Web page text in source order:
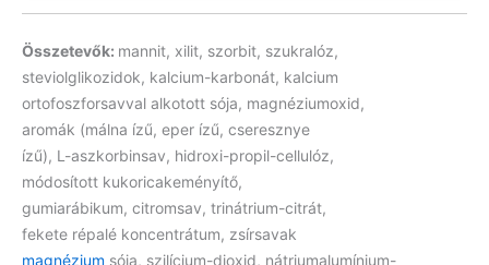
Összetevők: mannit, xilit, szorbit, szukralóz,
steviolglikozidok, kalcium-karbonát, kalcium
ortofoszforsavval alkotott sója, magnéziumoxid,
aromák (málna ízű, eper ízű, cseresznye
ízű), L-aszkorbinsav, hidroxi-propil-cellulóz,
módosított kukoricakeményítő,
gumiarábikum, citromsav, trinátrium-citrát,
fekete répalé koncentrátum, zsírsavak
magnézium sója, szilícium-dioxid, nátriumalumínium-